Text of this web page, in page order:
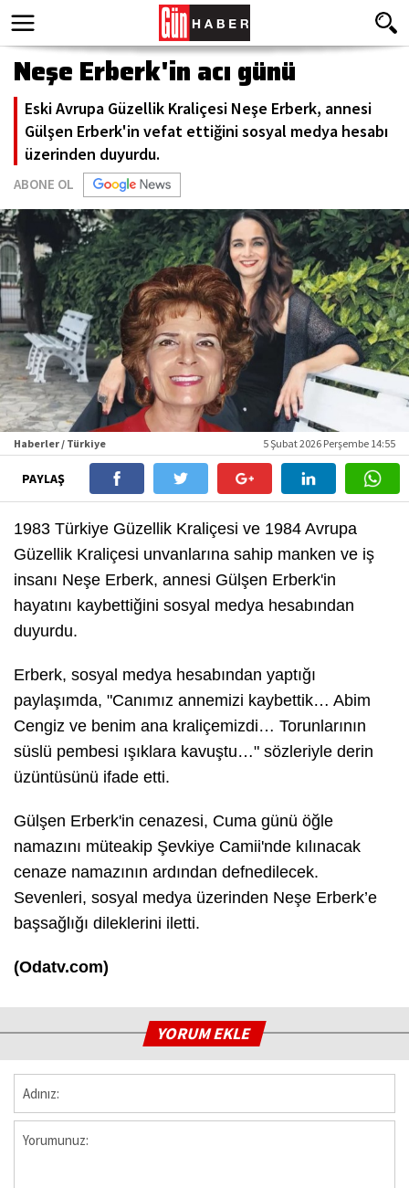
Neşe Erberk'in acı günü
Eski Avrupa Güzellik Kraliçesi Neşe Erberk, annesi
Gülşen Erberk'in vefat ettiğini sosyal medya hesabı
üzerinden duyurdu.
ABONE OL
Haberler / Türkiye 5 Şubat 2026 Perşembe 14:55
PAYLAŞ
1983 Türkiye Güzellik Kraliçesi ve 1984 Avrupa
Güzellik Kraliçesi unvanlarına sahip manken ve iş
insanı Neşe Erberk, annesi Gülşen Erberk'in
hayatını kaybettiğini sosyal medya hesabından
duyurdu.
Erberk, sosyal medya hesabından yaptığı
paylaşımda, "Canımız annemizi kaybettik… Abim
Cengiz ve benim ana kraliçemizdi… Torunlarının
süslü pembesi ışıklara kavuştu…" sözleriyle derin
üzüntüsünü ifade etti.
Gülşen Erberk'in cenazesi, Cuma günü öğle
namazını müteakip Şevkiye Camii'nde kılınacak
cenaze namazının ardından defnedilecek.
Sevenleri, sosyal medya üzerinden Neşe Erberk’e
başsağlığı dileklerini iletti.
(Odatv.com)
YORUM EKLE